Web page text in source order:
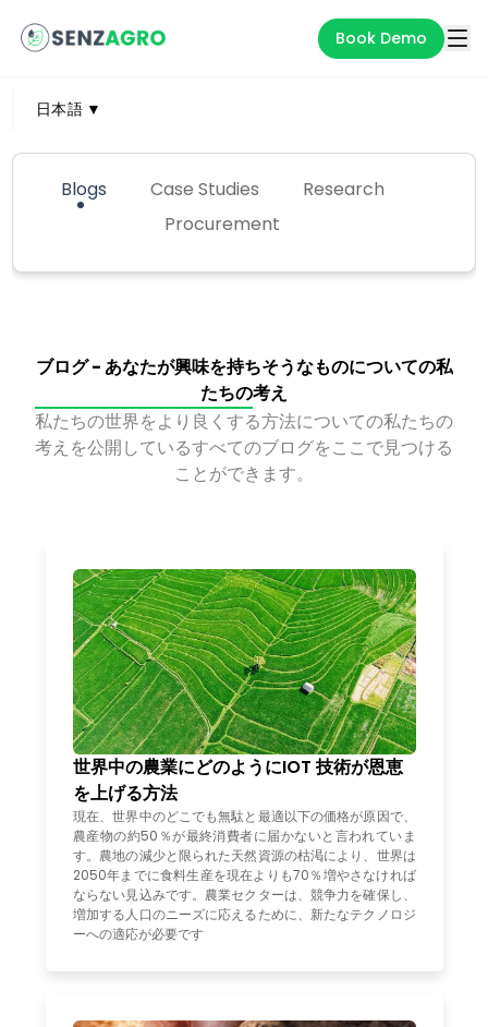
Book Demo
日本語▼
Blogs Case Studies
Research
Procurement
ブログ - あなたが興味を持ちそうなものについての私
たちの考え
私たちの世界をより良くする方法についての私たちの
考えを公開しているすべてのブログをここで見つける
ことができます。
世界中の農業にどのようにIOT 技術が恩恵
を上げる方法
現在、世界中のどこでも無駄と最適以下の価格が原因で、
農産物の約50％が最終消費者に届かないと言われていま
す。農地の減少と限られた天然資源の枯渇により、世界は
2050年までに食料生産を現在よりも70％増やさなければ
ならない見込みです。農業セクターは、競争力を確保し、
増加する人口のニーズに応えるために、新たなテクノロジ
ーへの適応が必要です